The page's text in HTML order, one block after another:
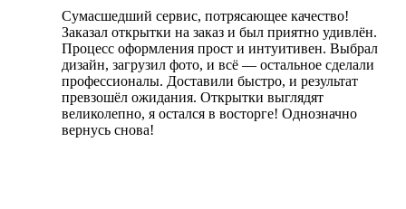
Сумасшедший сервис, потрясающее качество!
Заказал открытки на заказ и был приятно удивлён.
Процесс оформления прост и интуитивен. Выбрал
дизайн, загрузил фото, и всё — остальное сделали
профессионалы. Доставили быстро, и результат
превзошёл ожидания. Открытки выглядят
великолепно, я остался в восторге! Однозначно
вернусь снова!